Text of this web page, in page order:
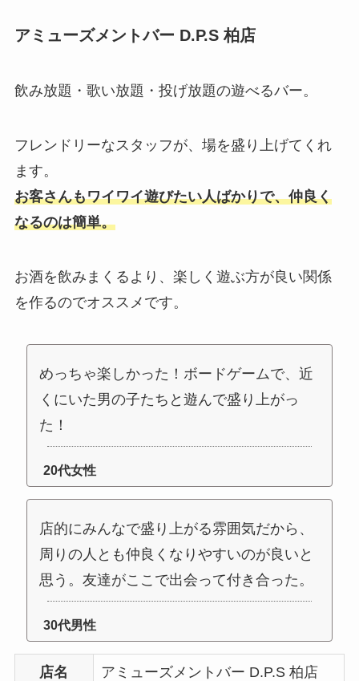
アミューズメントバー D.P.S 柏店
飲み放題・歌い放題・投げ放題の遊べるバー。
フレンドリーなスタッフが、場を盛り上げてくれ
ます。
お客さんもワイワイ遊びたい人ばかりで、仲良く
なるのは簡単。
お酒を飲みまくるより、楽しく遊ぶ方が良い関係
を作るのでオススメです。
めっちゃ楽しかった！ボードゲームで、近
くにいた男の子たちと遊んで盛り上がっ
た！
20代女性
店的にみんなで盛り上がる雰囲気だから、
周りの人とも仲良くなりやすいのが良いと
思う。友達がここで出会って付き合った。
30代男性
店名 アミューズメントバー D.P.S 柏店